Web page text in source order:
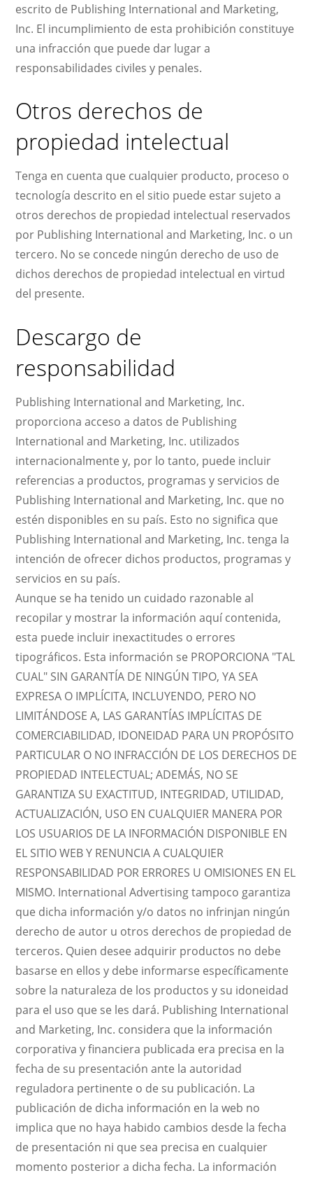
escrito de Publishing International and Marketing,
Inc. El incumplimiento de esta prohibición constituye
una infracción que puede dar lugar a
responsabilidades civiles y penales.
Otros derechos de
propiedad intelectual
Tenga en cuenta que cualquier producto, proceso o
tecnología descrito en el sitio puede estar sujeto a
otros derechos de propiedad intelectual reservados
por Publishing International and Marketing, Inc. o un
tercero. No se concede ningún derecho de uso de
dichos derechos de propiedad intelectual en virtud
del presente.
Descargo de
responsabilidad
Publishing International and Marketing, Inc.
proporciona acceso a datos de Publishing
International and Marketing, Inc. utilizados
internacionalmente y, por lo tanto, puede incluir
referencias a productos, programas y servicios de
Publishing International and Marketing, Inc. que no
estén disponibles en su país. Esto no significa que
Publishing International and Marketing, Inc. tenga la
intención de ofrecer dichos productos, programas y
servicios en su país.
Aunque se ha tenido un cuidado razonable al
recopilar y mostrar la información aquí contenida,
esta puede incluir inexactitudes o errores
tipográficos. Esta información se PROPORCIONA "TAL
CUAL" SIN GARANTÍA DE NINGÚN TIPO, YA SEA
EXPRESA O IMPLÍCITA, INCLUYENDO, PERO NO
LIMITÁNDOSE A, LAS GARANTÍAS IMPLÍCITAS DE
COMERCIABILIDAD, IDONEIDAD PARA UN PROPÓSITO
PARTICULAR O NO INFRACCIÓN DE LOS DERECHOS DE
PROPIEDAD INTELECTUAL; ADEMÁS, NO SE
GARANTIZA SU EXACTITUD, INTEGRIDAD, UTILIDAD,
ACTUALIZACIÓN, USO EN CUALQUIER MANERA POR
LOS USUARIOS DE LA INFORMACIÓN DISPONIBLE EN
EL SITIO WEB Y RENUNCIA A CUALQUIER
RESPONSABILIDAD POR ERRORES U OMISIONES EN EL
MISMO. International Advertising tampoco garantiza
que dicha información y/o datos no infrinjan ningún
derecho de autor u otros derechos de propiedad de
terceros. Quien desee adquirir productos no debe
basarse en ellos y debe informarse específicamente
sobre la naturaleza de los productos y su idoneidad
para el uso que se les dará. Publishing International
and Marketing, Inc. considera que la información
corporativa y financiera publicada era precisa en la
fecha de su presentación ante la autoridad
reguladora pertinente o de su publicación. La
publicación de dicha información en la web no
implica que no haya habido cambios desde la fecha
de presentación ni que sea precisa en cualquier
momento posterior a dicha fecha. La información